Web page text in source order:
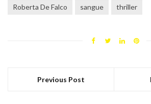
Roberta De Falco
sangue thriller
Previous Post